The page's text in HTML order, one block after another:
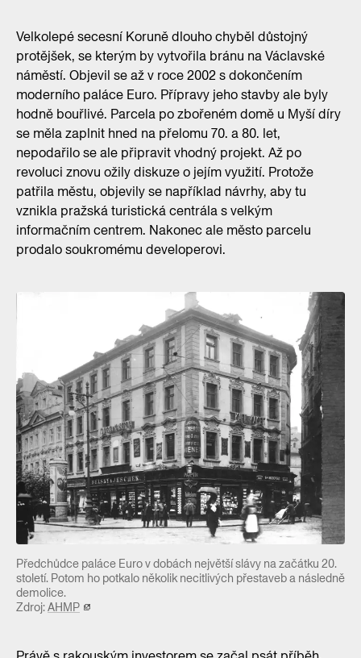
Velkolepé secesní Koruně dlouho chyběl důstojný
protějšek, se kterým by vytvořila bránu na Václavské
náměstí. Objevil se až v roce 2002 s dokončením
moderního paláce Euro. Přípravy jeho stavby ale byly
hodně bouřlivé. Parcela po zbořeném domě u Myší díry
se měla zaplnit hned na přelomu 70. a 80. let,
nepodařilo se ale připravit vhodný projekt. Až po
revoluci znovu ožily diskuze o jejím využití. Protože
patřila městu, objevily se například návrhy, aby tu
vznikla pražská turistická centrála s velkým
informačním centrem. Nakonec ale město parcelu
prodalo soukromému developerovi.
Předchůdce paláce Euro v dobách největší slávy na začátku 20.
století. Potom ho potkalo několik necitlivých přestaveb a následně
demolice.
Zdroj:AHMP